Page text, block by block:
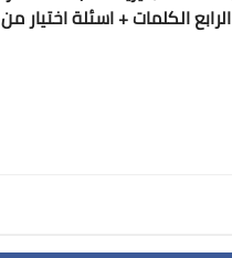
الرابع الكلمات + اسئلة اختيار